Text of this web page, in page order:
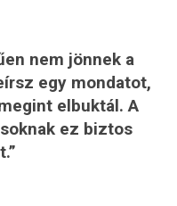
nem jönnek a
egy mondatot,
elbuktál. A
ez biztos